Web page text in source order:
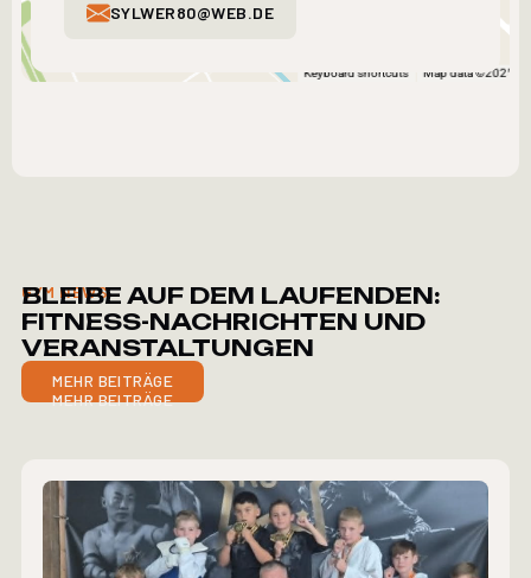
SYLWER80@WEB.DE
GYM NEWS
BLEIBE AUF DEM LAUFENDEN:
FITNESS-NACHRICHTEN UND
VERANSTALTUNGEN
MEHR BEITRÄGE
MEHR BEITRÄGE